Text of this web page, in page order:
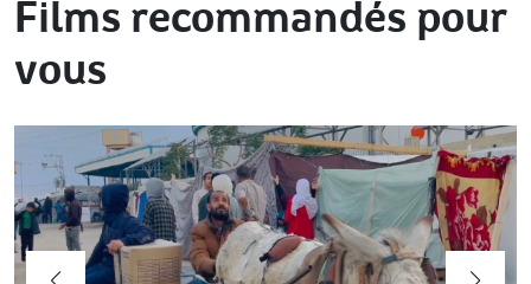
Films recommandés pour
vous